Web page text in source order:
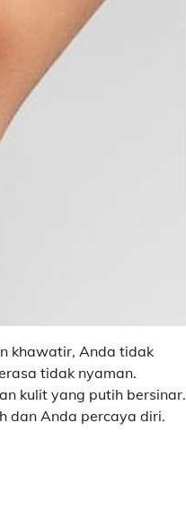
khawatir, Anda tidak
tidak nyaman.
kulit yang putih bersinar.
dan Anda percaya diri.